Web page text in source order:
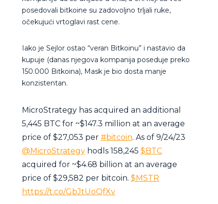
posedovali bitkoine su zadovoljno trljali ruke,
očekujući vrtoglavi rast cene.
Iako je Sejlor ostao “veran Bitkoinu” i nastavio da
kupuje (danas njegova kompanija poseduje preko
150.000 Bitkoina), Mask je bio dosta manje
konzistentan.
MicroStrategy has acquired an additional
5,445 BTC for ~$147.3 million at an average
price of $27,053 per #bitcoin. As of 9/24/23
@MicroStrategyhodls 158,245 $BTC
acquired for ~$4.68 billion at an average
price of $29,582 per bitcoin. $MSTR
https://t.co/GbJtUoQfXv